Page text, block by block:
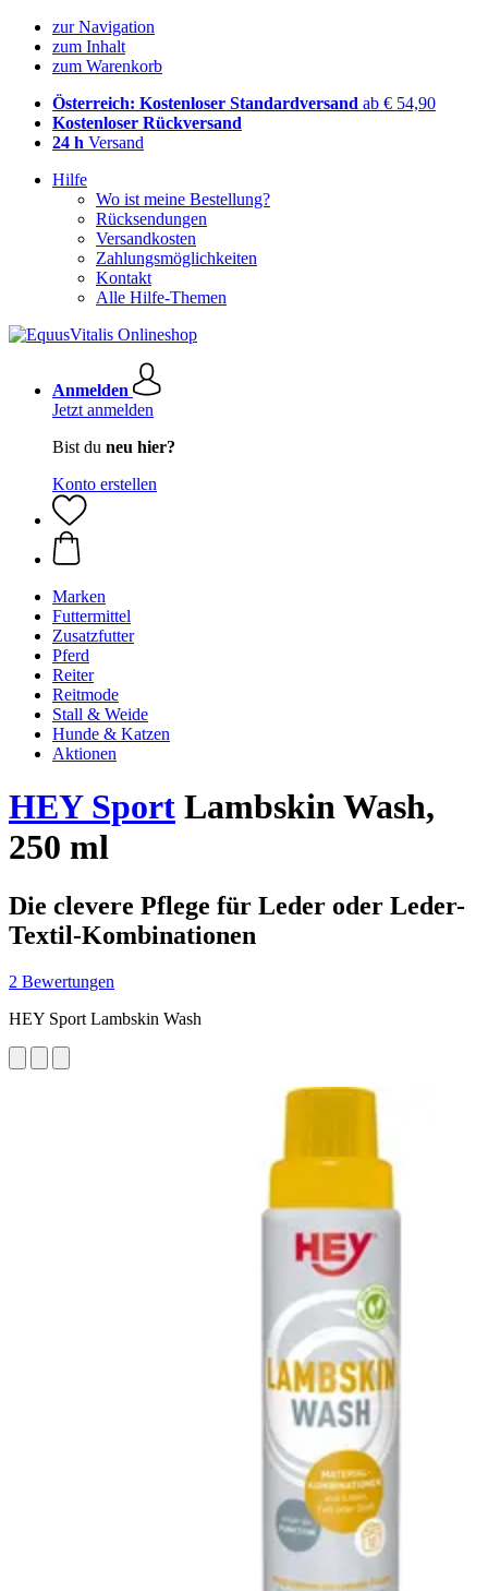
zur Navigation
zum Inhalt
zum Warenkorb
Österreich: Kostenloser Standardversand ab € 54,90
Kostenloser Rückversand
24 h Versand
Hilfe
Wo ist meine Bestellung?
Rücksendungen
Versandkosten
Zahlungsmöglichkeiten
Kontakt
Alle Hilfe-Themen
Anmelden
Jetzt anmelden
Bist du neu hier?
Konto erstellen
Marken
Futtermittel
Zusatzfutter
Pferd
Reiter
Reitmode
Stall & Weide
Hunde & Katzen
Aktionen
HEY Sport Lambskin Wash,
250 ml
Die clevere Pflege für Leder oder Leder-
Textil-Kombinationen
2 Bewertungen
HEY Sport Lambskin Wash